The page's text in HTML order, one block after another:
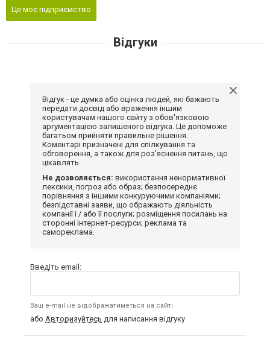
Це моє підприємство
Відгуки
Відгук - це думка або оцінка людей, які бажають
передати досвід або враження іншим
користувачам нашого сайту з обов'язковою
аргументацією залишеного відгука. Це допоможе
багатьом прийняти правильне рішення.
Коментарі призначені для спілкування та
обговорення, а також для роз'яснення питань, що
цікавлять.
Не дозволяється: використання ненормативної
лексики, погроз або образ; безпосереднє
порівняння з іншими конкуруючими компаніями;
безпідставні заяви, що ображають діяльність
компанії і / або її послуги; розміщення посилань на
сторонні інтернет-ресурси; реклама та
самореклама.
Введіть email:
Ваш e-mail не відображатиметься на сайті
або Авторизуйтесь для написання відгуку